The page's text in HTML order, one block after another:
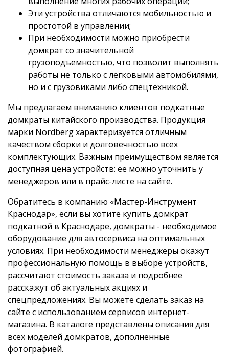
Эти устройства отличаются мобильностью и
простотой в управлении;
При необходимости можно приобрести
домкрат со значительной
грузоподъемностью, что позволит выполнять
работы не только с легковыми автомобилями,
но и с грузовиками либо спецтехникой.
Мы предлагаем вниманию клиентов подкатные
домкраты китайского производства. Продукция
марки Nordberg характеризуется отличным
качеством сборки и долговечностью всех
комплектующих. Важным преимуществом является
доступная цена устройств: ее можно уточнить у
менеджеров или в прайс-листе на сайте.
Обратитесь в компанию «Мастер-Инструмент
Краснодар», если вы хотите купить домкрат
подкатной в Краснодаре, домкраты - необходимое
оборудование для автосервиса на оптимальных
условиях. При необходимости менеджеры окажут
профессиональную помощь в выборе устройств,
рассчитают стоимость заказа и подробнее
расскажут об актуальных акциях и
спецпредложениях. Вы можете сделать заказ на
сайте с использованием сервисов интернет-
магазина. В каталоге представлены описания для
всех моделей домкратов, дополненные
фотографией.